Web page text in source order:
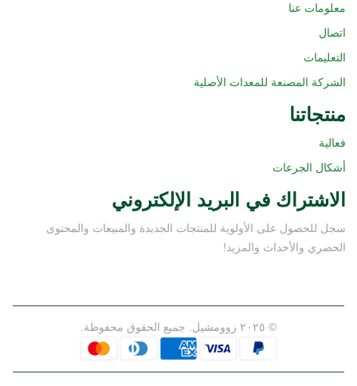
معلومات عنا
اتصال
التعليمات
الشركة المصنعة للمعدات الأصلية
منتجاتنا
فعالية
أشكال الجرعات
الاشتراك في البريد الإلكتروني
سجل للحصول على الأولوية للمنتجات الجديدة والمبيعات والمحتوى
الحصري والأحداث والمزيد!
© ٢٠٢٥ زوومشيل. جميع الحقوق محفوظة.